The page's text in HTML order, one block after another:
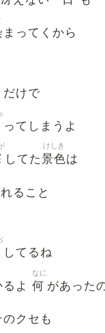
まってくから
だけで
ってしまうよ
してた景色
けしき
は
ること
してるね
よ 何
なに
があった
のクセも